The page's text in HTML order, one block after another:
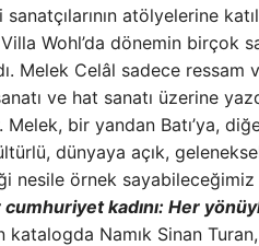
atölyelerine
Wohl’da dönemin birçok
Melek Celâl sadece ressam
ve hat sanatı üzerine
Melek, bir yandan Batı’ya,
dünyaya açık,
örnek sayabileceğimiz
kadını: Her
katalogda Namık Sinan